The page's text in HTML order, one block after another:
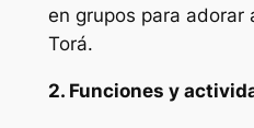
en grupos para adorar
Torá.
2. Funciones y